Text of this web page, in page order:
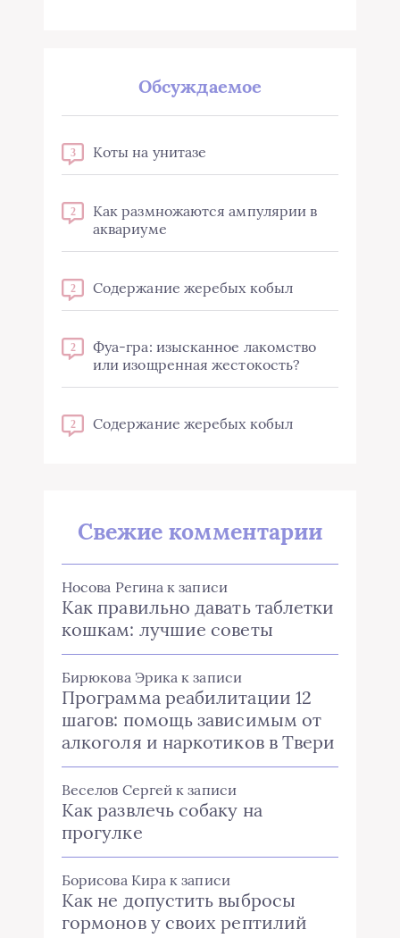
Обсуждаемое
3 Коты на унитазе
2
Как размножаются ампулярии в
аквариуме
2 Содержание жеребых кобыл
2
Фуа-гра: изысканное лакомство
или изощренная жестокость?
2 Содержание жеребых кобыл
Свежие комментарии
Носова Регина к записи
Как правильно давать таблетки
кошкам: лучшие советы
Бирюкова Эрика к записи
Программа реабилитации 12
шагов: помощь зависимым от
алкоголя и наркотиков в Твери
Веселов Сергей к записи
Как развлечь собаку на
прогулке
Борисова Кира к записи
Как не допустить выбросы
гормонов у своих рептилий